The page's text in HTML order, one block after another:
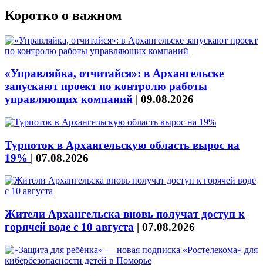
Коротко о важном
«Управляйка, отчитайся»: в Архангельске
запускают проект по контролю работы
управляющих компаний | 09.08.2026
Турпоток в Архангельскую область вырос на
19% | 07.08.2026
Жители Архангельска вновь получат доступ к
горячей воде с 10 августа | 07.08.2026